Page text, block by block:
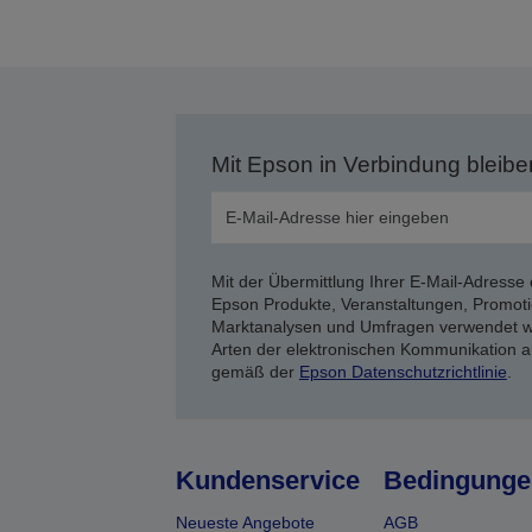
Mit Epson in Verbindung
Mit der Übermittlung Ihrer E-Mail-
Epson Produkte, Veranstaltungen,
Marktanalysen und Umfragen verwendet
Arten der elektronischen Kommunikation
gemäß der Epson Datenschutzrichtlinie.
Kundenservice
Neueste Angebote AGB